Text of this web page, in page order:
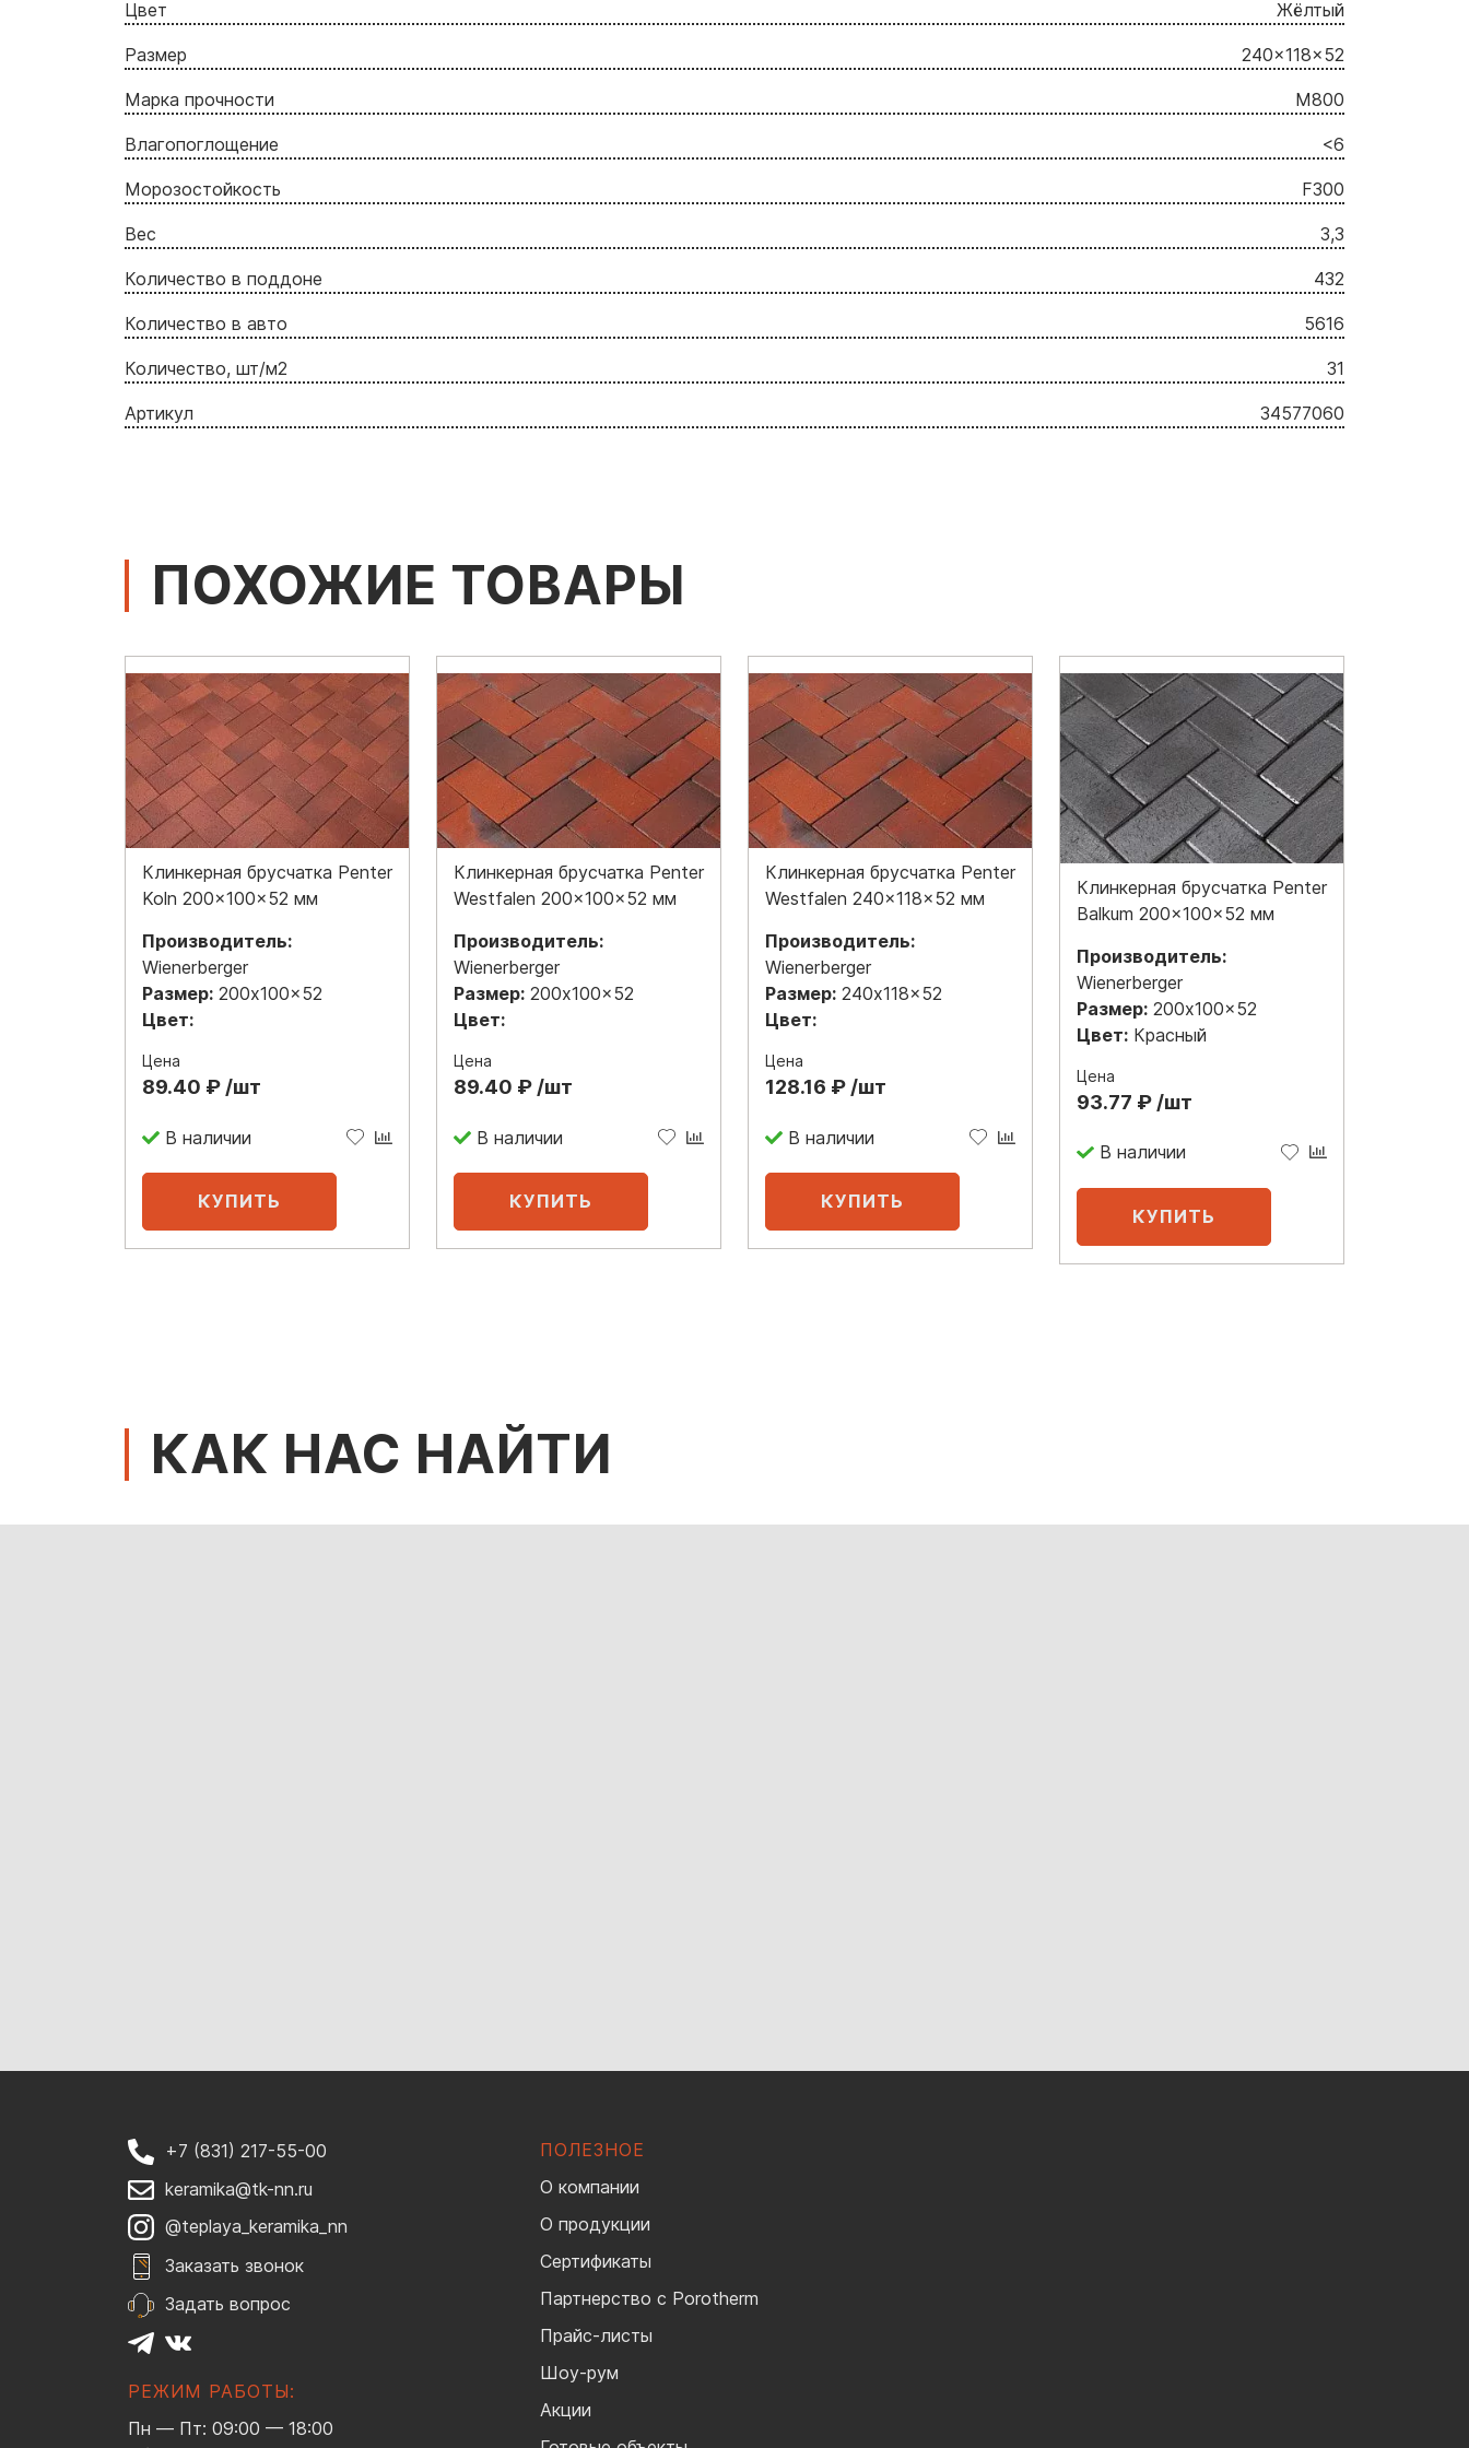
Цвет Жёлтый
Размер 240x118x52
Марка прочности M800
Влагопоглощение <6
Морозостойкость F300
Вес 3,3
Количество в поддоне 432
Количество в авто 5616
Количество, шт/м2 31
Артикул 34577060
ПОХОЖИЕ ТОВАРЫ
Клинкерная брусчатка Penter
Koln 200x100x52 мм
Производитель:
Wienerberger
Размер: 200x100x52
Цвет:
Цена
89.40 ₽ /шт
В наличии
Клинкерная брусчатка Penter
Westfalen 200x100x52 мм
Производитель:
Wienerberger
Размер: 200x100x52
Цвет:
Цена
89.40 ₽ /шт
В наличии
Клинкерная брусчатка Penter
Westfalen 240x118x52 мм
Производитель:
Wienerberger
Размер: 240x118x52
Цвет:
Цена
128.16 ₽ /шт
В наличии
Клинкерная брусчатка Penter
Balkum 200x100x52 мм
Производитель:
Wienerberger
Размер: 200x100x52
Цвет: Красный
Цена
93.77 ₽ /шт
В наличии
КАК НАС НАЙТИ
+7 (831) 217-55-00
keramika@tk-nn.ru
@teplaya_keramika_nn
Заказать звонок
Задать вопрос
РЕЖИМ РАБОТЫ:
Пн — Пт: 09:00 — 18:00
ПОЛЕЗНОЕ
О компании
О продукции
Сертификаты
Партнерство с Porotherm
Прайс-листы
Шоу-рум
Акции